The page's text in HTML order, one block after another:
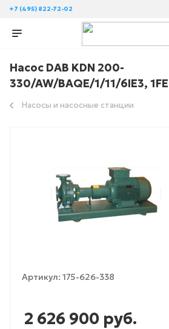
+7 (495) 822-72-02
Насос DAB KDN 200-
330/AW/BAQE/1/11/6IE3,
Насосы и насосные станции
Артикул: 175-626-338
2 626 900 руб.